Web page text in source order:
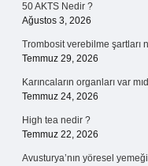
50 AKTS Nedir ?
Ağustos 3, 2026
Trombosit verebilme şartları
Temmuz 29, 2026
Karıncaların organları var
Temmuz 24, 2026
High tea nedir ?
Temmuz 22, 2026
Avusturya’nın yöresel